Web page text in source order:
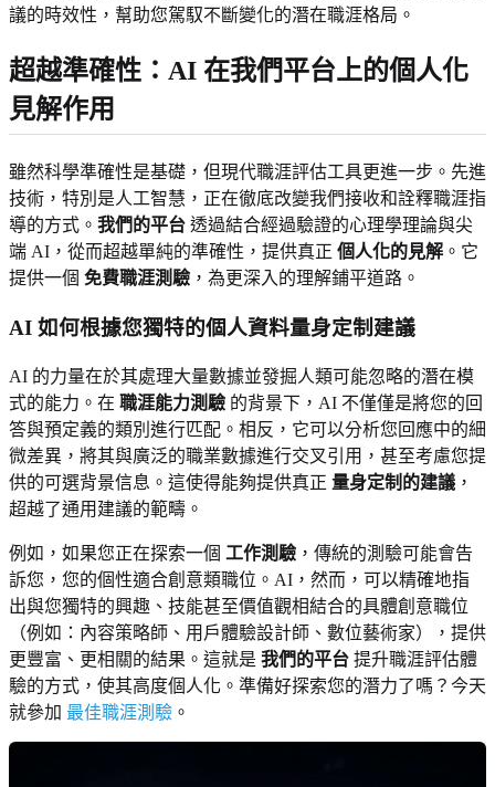
議的時效性，幫助您駕馭不斷變化的潛在職涯格局。
超越準確性：AI 在我們平台上的個人化
見解作用
雖然科學準確性是基礎，但現代職涯評估工具更進一步。先進
技術，特別是人工智慧，正在徹底改變我們接收和詮釋職涯指
導的方式。 我們的平台 透過結合經過驗證的心理學理論與尖
端 AI，從而超越單純的準確性，提供真正 個人化的見解 。它
提供一個 免費職涯測驗 ，為更深入的理解鋪平道路。
AI 如何根據您獨特的個人資料量身定制建議
AI 的力量在於其處理大量數據並發掘人類可能忽略的潛在模
式的能力。在 職涯能力測驗 的背景下，AI 不僅僅是將您的回
答與預定義的類別進行匹配。相反，它可以分析您回應中的細
微差異，將其與廣泛的職業數據進行交叉引用，甚至考慮您提
供的可選背景信息。這使得能夠提供真正 量身定制的建議 ，
超越了通用建議的範疇。
例如，如果您正在探索一個 工作測驗 ，傳統的測驗可能會告
訴您，您的個性適合創意類職位。AI，然而，可以精確地指
出與您獨特的興趣、技能甚至價值觀相結合的具體創意職位
（例如：內容策略師、用戶體驗設計師、數位藝術家），提供
更豐富、更相關的結果。這就是 我們的平台 提升職涯評估體
驗的方式，使其高度個人化。準備好探索您的潛力了嗎？今天
就參加 最佳職涯測驗 。